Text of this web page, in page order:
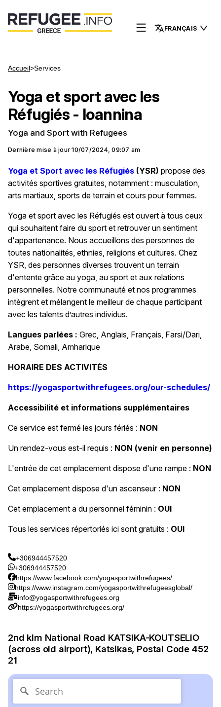
FRANÇAIS
Accueil>Services
Yoga et sport avec les
Réfugiés - Ioannina
Yoga and Sport with Refugees
Dernière mise à jour 10/07/2024, 09:07 am
Yoga et Sport avec les Réfugiés (YSR) propose des
activités sportives gratuites, notamment : musculation,
arts martiaux, sports de terrain et cours pour femmes.
Yoga et sport avec les Réfugiés est ouvert à tous ceux
qui souhaitent faire du sport et retrouver un sentiment
d'appartenance. Nous accueillons des personnes de
toutes nationalités, ethnies, religions et cultures. Chez
YSR, des personnes diverses trouvent un terrain
d'entente grâce au yoga, au sport et aux relations
personnelles. Notre communauté et nos programmes
intègrent et mélangent le meilleur de chaque participant
avec les talents d’autres individus.
Langues parlées : Grec, Anglais, Français, Farsi/Dari,
Arabe, Somali, Amharique
HORAIRE DES ACTIVITÉS
https://yogasportwithrefugees.org/our-schedules/
Accessibilité et informations supplémentaires
Ce service est fermé les jours fériés : NON
Un rendez-vous est-il requis : NON (venir en personne)
L'entrée de cet emplacement dispose d'une rampe : NON
Cet emplacement dispose d'un ascenseur : NON
Cet emplacement a du personnel féminin : OUI
Tous les services répertoriés ici sont gratuits : OUI
+306944457520
+306944457520
https://www.facebook.com/yogasportwithrefugees/
https://www.instagram.com/yogasportwithrefugeesglobal/
info@yogasportwithrefugees.org
https://yogasportwithrefugees.org/
2nd klm National Road KATSIKA-KOUTSELIO
(across old airport), Katsikas, Postal Code 452
21